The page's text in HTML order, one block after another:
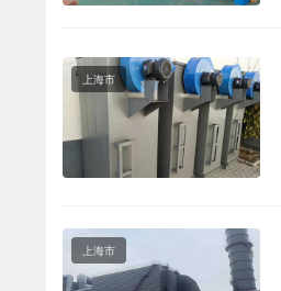
上海市
上海市